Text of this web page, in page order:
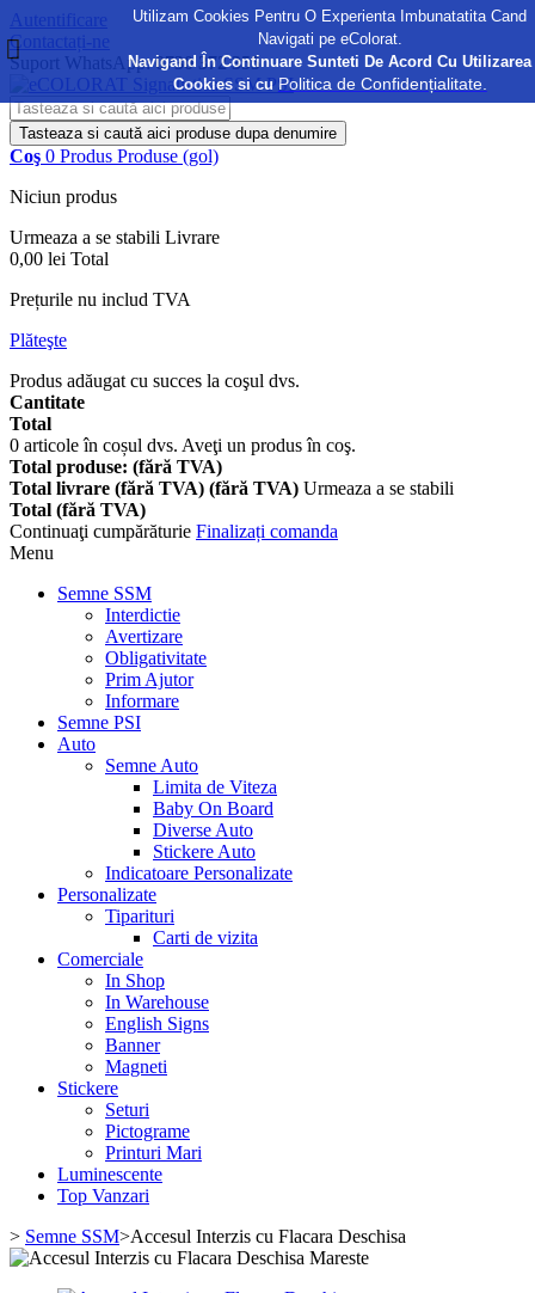
Autentificare
Contactați-ne
Suport WhatsApp:0730 372 355
Tasteaza si caută aici produse dupa denumire
Coş 0 Produs Produse (gol)
Niciun produs
Urmeaza a se stabili Livrare
0,00 lei Total
Prețurile nu includ TVA
Plăteşte
Produs adăugat cu succes la coşul dvs.
Cantitate
Total
0 articole în coșul dvs. Aveţi un produs în coş.
Total produse: (fără TVA)
Total livrare (fără TVA) (fără TVA) Urmeaza a se stabili
Total (fără TVA)
Continuaţi cumpărăturie Finalizați comanda
Menu
Semne SSM
Interdictie
Avertizare
Obligativitate
Prim Ajutor
Informare
Semne PSI
Auto
Semne Auto
Limita de Viteza
Baby On Board
Diverse Auto
Stickere Auto
Indicatoare Personalizate
Personalizate
Tiparituri
Carti de vizita
Comerciale
In Shop
In Warehouse
English Signs
Banner
Magneti
Stickere
Seturi
Pictograme
Printuri Mari
Luminescente
Top Vanzari
> Semne SSM>Accesul Interzis cu Flacara Deschisa
Mareste
Utilizam Cookies Pentru O Experienta Imbunatatita Cand
Navigati pe eColorat.
Navigand În Continuare Sunteti De Acord Cu Utilizarea
Cookies si cu Politica de Confidențialitate.